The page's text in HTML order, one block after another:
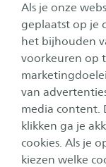
Als je onze
geplaatst op je
het bijhouden
voorkeuren op
van
media content.
klikken ga je
cookies. Als je
kiezen welke
tonen
tonen
Madelief
Saxion:
niet had
eigen
gelopen’
Auteur:
Anne
11 juni 2024